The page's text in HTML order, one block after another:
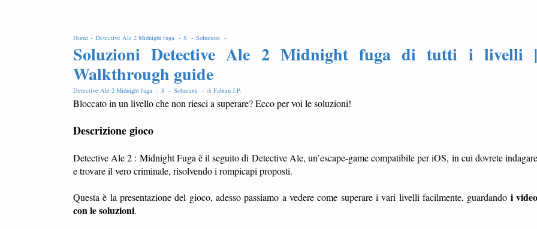
Home - Detective Ale 2 Midnight fuga - S - Soluzioni -
Soluzioni Detective Ale 2 Midnight fuga di tutti i livelli |
Walkthrough guide
Detective Ale 2 Midnight fuga - S - Soluzioni - di Fabian J.P.
Bloccato in un livello che non riesci a superare? Ecco per voi le soluzioni!
Descrizione gioco
Detective Ale 2 : Midnight Fuga è il seguito di Detective Ale, un’escape-game compatibile per iOS, in cui dovrete indagare
e trovare il vero criminale, risolvendo i rompicapi proposti.
Questa è la presentazione del gioco, adesso passiamo a vedere come superare i vari livelli facilmente, guardando i
con le soluzioni.